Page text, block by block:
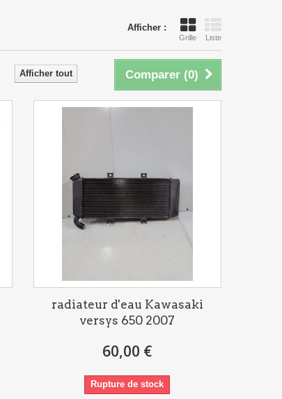
Afficher :
Grille Liste
Comparer (0)
Afficher tout
radiateur d'eau Kawasaki
versys 650 2007
60,00 €
Rupture de stock